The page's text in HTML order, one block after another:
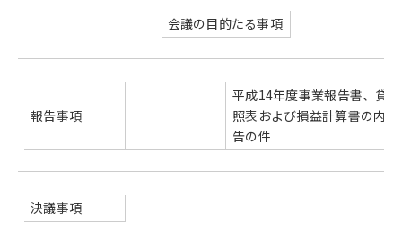
会議の目的たる事項
報告事項
平成14年度事業報告書、貸
照表および損益計算書の内
告の件
決議事項